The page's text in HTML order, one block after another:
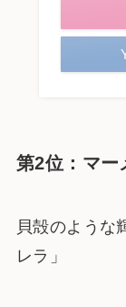
第2位：マー
貝殻のような
レラ」